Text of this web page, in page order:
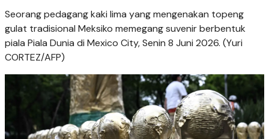
Seorang pedagang kaki lima yang mengenakan topeng
gulat tradisional Meksiko memegang suvenir berbentuk
piala Piala Dunia di Mexico City, Senin 8 Juni 2026. (Yuri
CORTEZ/AFP)